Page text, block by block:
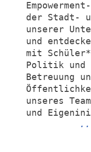
der Stadt-
unserer
und
mit
Politik und
Betreuung
unseres
und